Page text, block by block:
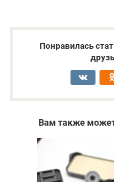
Понравилась
Вам также